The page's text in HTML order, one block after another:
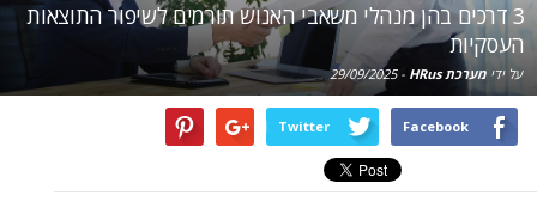
3 דרכים בהן מנהלי משאבי האנוש תורמים לשיפור התוצאות
העסקיות
על ידי מערכת HRus -
29/09/2025
Facebook
Twitter